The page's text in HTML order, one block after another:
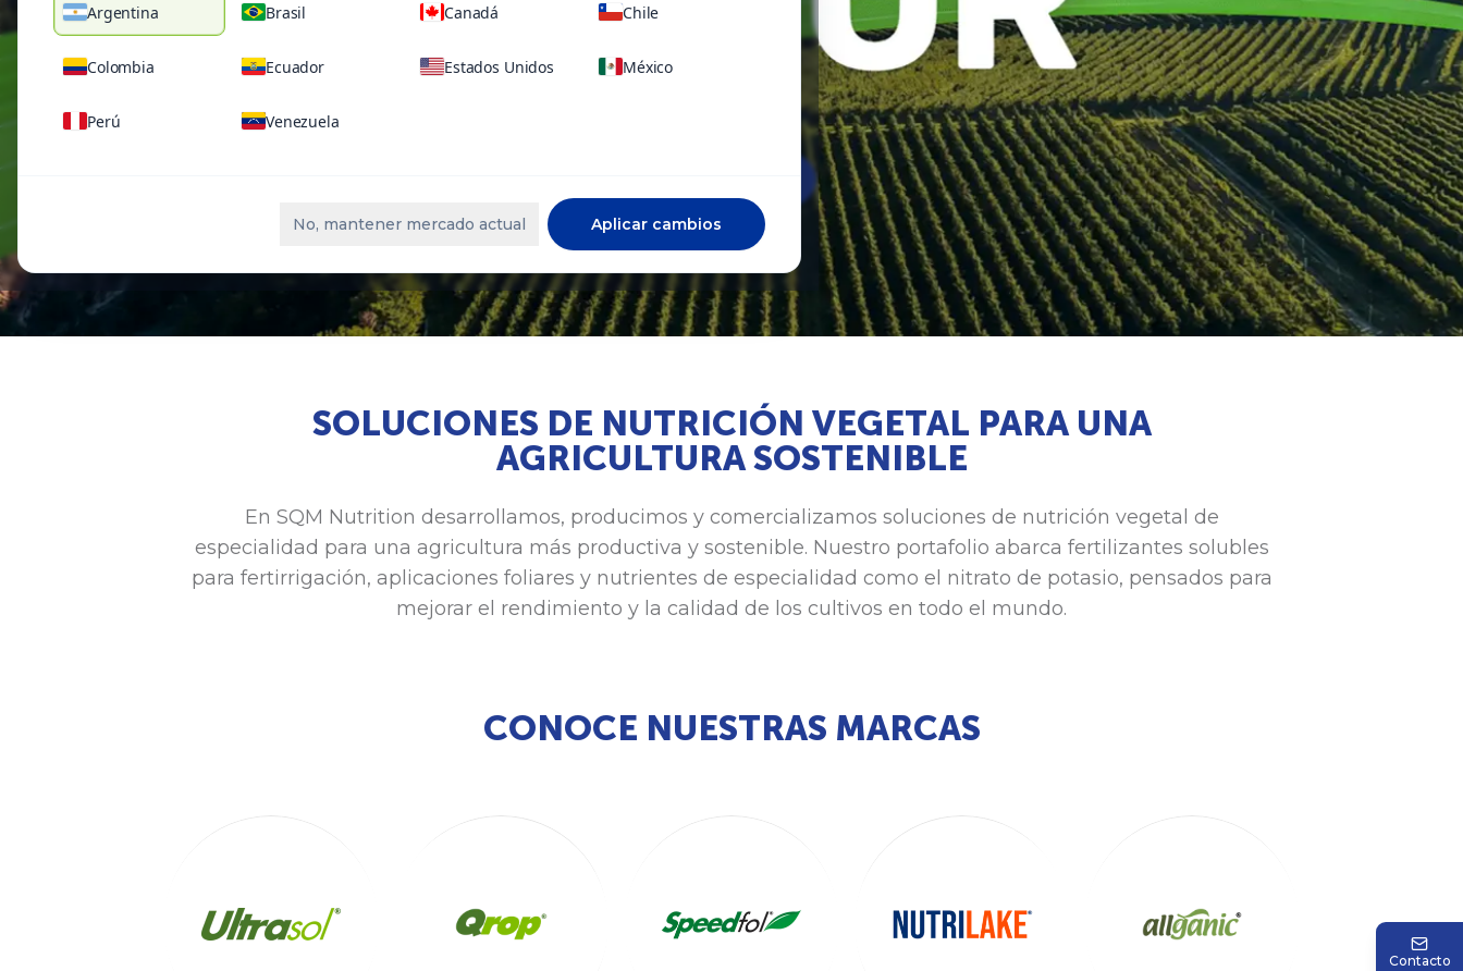
Argentina Brasil Canadá Chile
Colombia Ecuador Estados Unidos México
Perú Venezuela
No, mantener mercado actual Aplicar cambios
SOLUCIONES DE NUTRICIÓN VEGETAL PARA UNA
AGRICULTURA SOSTENIBLE
En SQM Nutrition desarrollamos, producimos y comercializamos soluciones de nutrición vegetal de
especialidad para una agricultura más productiva y sostenible. Nuestro portafolio abarca fertilizantes solubles
para fertirrigación, aplicaciones foliares y nutrientes de especialidad como el nitrato de potasio, pensados para
mejorar el rendimiento y la calidad de los cultivos en todo el mundo.
CONOCE NUESTRAS MARCAS
Contacto